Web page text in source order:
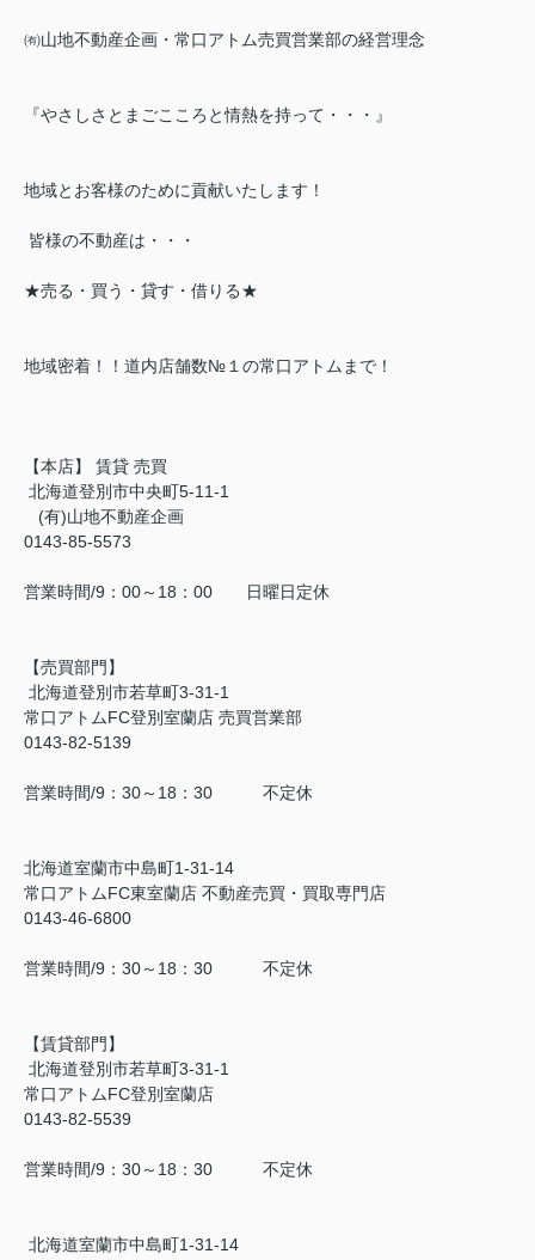
㈲山地不動産企画・常口アトム売買営業部の経営理念
『やさしさとまごこころと情熱を持って・・・』
地域とお客様のために貢献いたします！
皆様の不動産は・・・
★売る・買う・貸す・借りる★
地域密着！！道内店舗数№１の常口アトムまで！
【本店】 賃貸 売買
北海道登別市中央町5-11-1
(有)山地不動産企画
0143-85-5573
営業時間/9：00～18：00 日曜日定休
【売買部門】
北海道登別市若草町3-31-1
常口アトムFC登別室蘭店 売買営業部
0143-82-5139
営業時間/9：30～18：30 不定休
北海道室蘭市中島町1-31-14
常口アトムFC東室蘭店 不動産売買・買取専門店
0143-46-6800
営業時間/9：30～18：30 不定休
【賃貸部門】
北海道登別市若草町3-31-1
常口アトムFC登別室蘭店
0143-82-5539
営業時間/9：30～18：30 不定休
北海道室蘭市中島町1-31-14